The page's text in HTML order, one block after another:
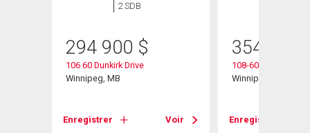
2 SDB
294 900 $
106 60 Dunkirk Drive
Winnipeg, MB
Enregistrer Voir
354 900
108-60 Dunkirk Dr
Winnipeg, MB
Enregistrer